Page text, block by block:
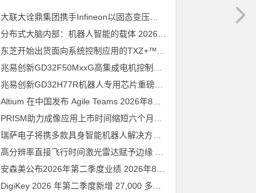
大联大诠鼎集团携手Infineon以固态变压器重构配电效率新标杆
分布式大脑内部：机器人智能的载体 2026年8月6日
兆易创新GD32H77R机器人专用芯片重磅亮相，精准赋能伺服驱动与关节控制
Altium 在中国发布 Agile Teams 2026年8月6日
安森美公布2026年第二季度业绩 2026年8月6日